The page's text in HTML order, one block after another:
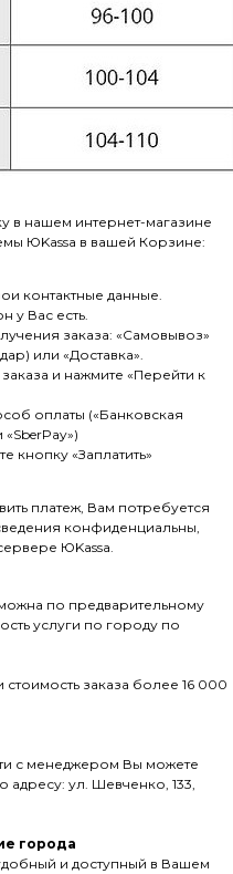
в нашем интернет-магазине
ЮKassа в вашей Корзине:
контактные данные.
у Вас есть.
заказа: «Самовывоз»
или «Доставка».
и нажмите «Перейти к
оплаты («Банковская
кнопку «Заплатить»
платеж, Вам потребуется
конфиденциальны,
ЮKassа.
по предварительному
услуги по городу по
заказа более 16 000
с менеджером Вы можете
адресу: ул. Шевченко, 133,
города
и доступный в Вашем